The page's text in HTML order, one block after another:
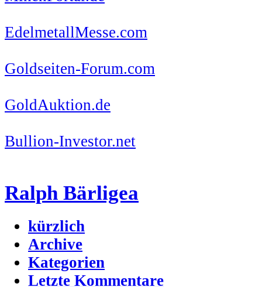
EdelmetallMesse.com
Goldseiten-Forum.com
GoldAuktion.de
Bullion-Investor.net
Ralph Bärligea
kürzlich
Archive
Kategorien
Letzte Kommentare